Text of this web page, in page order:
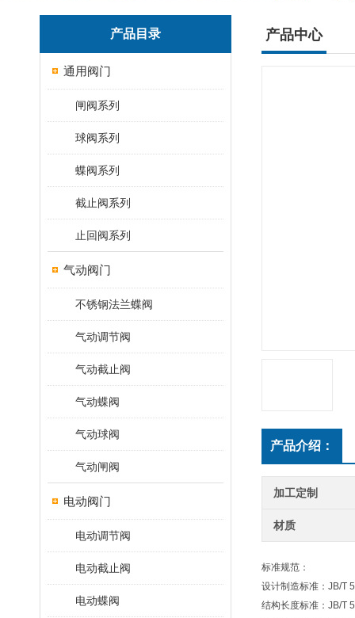
产品目录
通用阀门
闸阀系列
球阀系列
蝶阀系列
截止阀系列
止回阀系列
气动阀门
不锈钢法兰蝶阀
气动调节阀
气动截止阀
气动蝶阀
气动球阀
气动闸阀
电动阀门
电动调节阀
电动截止阀
电动蝶阀
产品中心
产品介绍：
加工定制
材质
标准规范：
设计制造标准：JB/T
结构长度标准：JB/T